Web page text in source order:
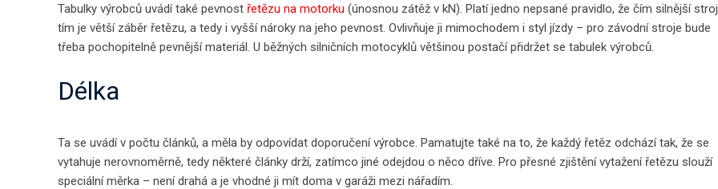
Tabulky výrobců uvádí také pevnost řetězu na motorku (únosnou zátěž v kN). Platí jedno nepsané pravidlo, že čím silnější
tím je větší záběr řetězu, a tedy i vyšší nároky na jeho pevnost. Ovlivňuje ji mimochodem i styl jízdy – pro závodní stroje bude
třeba pochopitelně pevnější materiál. U běžných silničních motocyklů většinou postačí přidržet se tabulek výrobců.
Délka
Ta se uvádí v počtu článků, a měla by odpovídat doporučení výrobce. Pamatujte také na to, že každý řetěz odchází tak, že se
vytahuje nerovnoměrně, tedy některé články drží, zatímco jiné odejdou o něco dříve. Pro přesné zjištění vytažení řetězu slouží
speciální měrka – není drahá a je vhodné ji mít doma v garáži mezi nářadím.